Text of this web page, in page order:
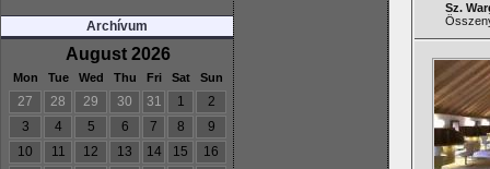
Archívum
August 2026
Mon Tue Wed Thu Fri Sat Sun
27 28 29 30 31 1
2
3
4 5 6 7 8
9
10
11 12 13 14 15
16
Sz.